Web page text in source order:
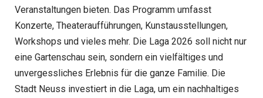
Veranstaltungen bieten. Das Programm umfasst
Konzerte, Theateraufführungen, Kunstausstellungen,
Workshops und vieles mehr. Die Laga 2026 soll nicht nur
eine Gartenschau sein, sondern ein vielfältiges und
unvergessliches Erlebnis für die ganze Familie. Die
Stadt Neuss investiert in die Laga, um ein nachhaltiges